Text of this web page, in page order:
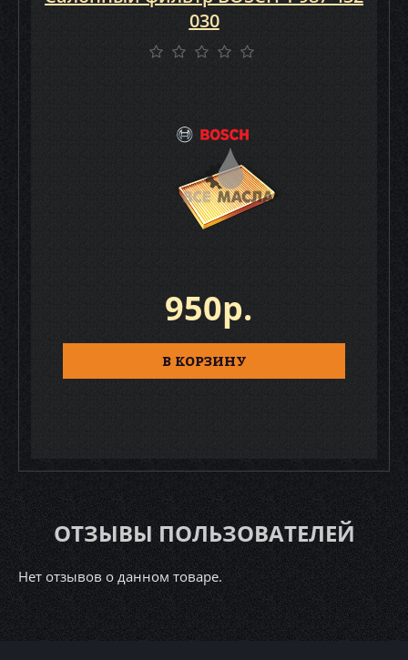
030
950р.
В КОРЗИНУ
ОТЗЫВЫ ПОЛЬЗОВАТЕЛЕЙ
Нет отзывов о данном товаре.